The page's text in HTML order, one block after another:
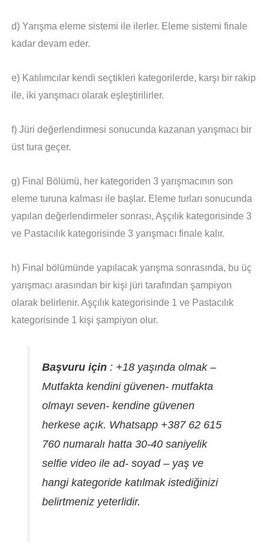
d) Yarışma eleme sistemi ile ilerler. Eleme sistemi finale
kadar devam eder.
e) Katılımcılar kendi seçtikleri kategorilerde, karşı bir rakip
ile, iki yarışmacı olarak eşleştirilirler.
f) Jüri değerlendirmesi sonucunda kazanan yarışmacı bir
üst tura geçer.
g) Final Bölümü, her kategoriden 3 yarışmacının son
eleme turuna kalması ile başlar. Eleme turları sonucunda
yapılan değerlendirmeler sonrası, Aşçılık kategorisinde 3
ve Pastacılık kategorisinde 3 yarışmacı finale kalır.
h) Final bölümünde yapılacak yarışma sonrasında, bu üç
yarışmacı arasından bir kişi jüri tarafından şampiyon
olarak belirlenir. Aşçılık kategorisinde 1 ve Pastacılık
kategorisinde 1 kişi şampiyon olur.
Başvuru için : +18 yaşında olmak –
Mutfakta kendini güvenen- mutfakta
olmayı seven- kendine güvenen
herkese açık. Whatsapp +387 62 615
760 numaralı hatta 30-40 saniyelik
selfie video ile ad- soyad – yaş ve
hangi kategoride katılmak istediğinizi
belirtmeniz yeterlidir.